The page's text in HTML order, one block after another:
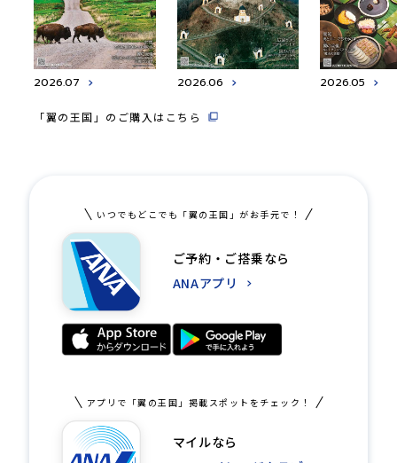
2026.07 2026.06 2026.05
「翼の王国」のご購入はこちら
いつでもどこでも「翼の王国」がお手元で！
ご予約・ご搭乗なら
ANAアプリ
アプリで「翼の王国」掲載スポットをチェック！
マイルなら